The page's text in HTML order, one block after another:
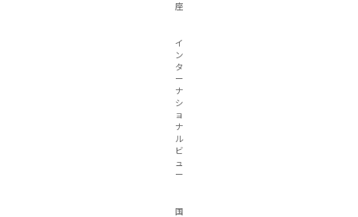
座
イ
ン
タ
ー
ナ
シ
ョ
ナ
ル
ビ
ュ
ー
国